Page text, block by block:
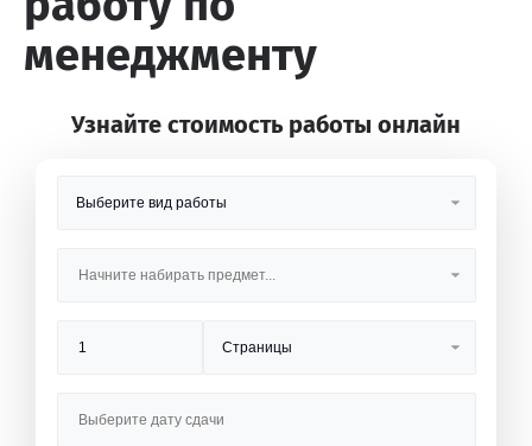
менеджменту
Узнайте стоимость работы онлайн